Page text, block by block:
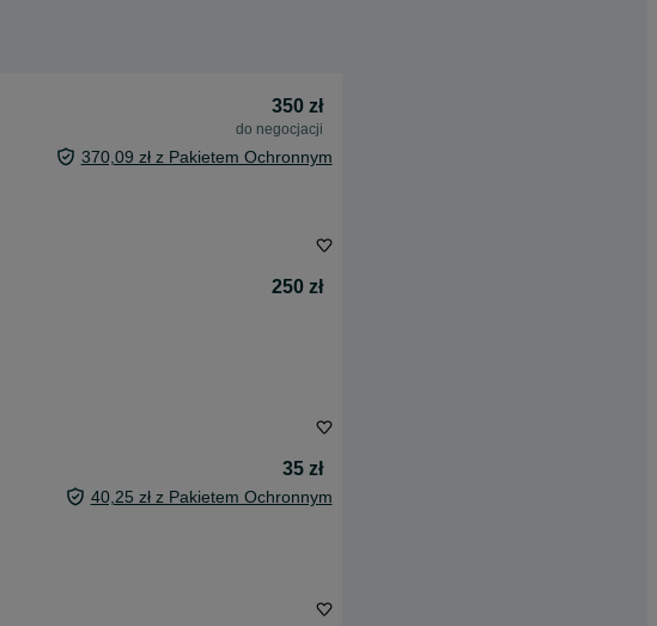
350 zł
do negocjacji
370,09 zł z Pakietem Ochronnym
250 zł
35 zł
40,25 zł z Pakietem Ochronnym